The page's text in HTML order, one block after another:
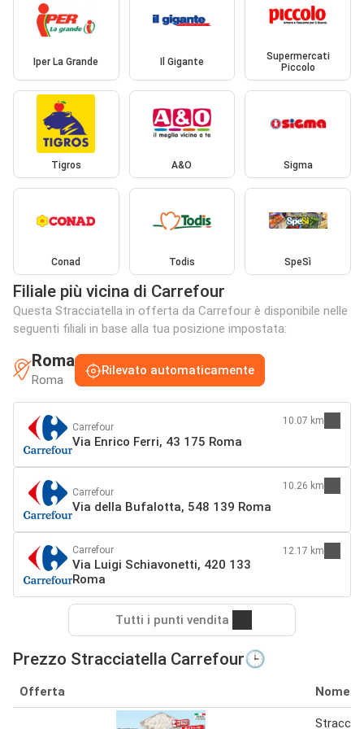
Iper La Grande Il Gigante
Supermercati
Piccolo
Tigros A&O Sigma
Conad Todis SpeSì
Filiale più vicina di Carrefour
Questa Stracciatella in offerta da Carrefour è disponibile nelle
seguenti filiali in base alla tua posizione impostata:
Roma
Roma
Rilevato automaticamente
Carrefour
Via Enrico Ferri, 43 175 Roma
10.07 km
Carrefour
Via della Bufalotta, 548 139 Roma
10.26 km
Carrefour
Via Luigi Schiavonetti, 420 133
Roma
12.17 km
Tutti i punti vendita
Prezzo Stracciatella Carrefour🕒
Offerta Nome